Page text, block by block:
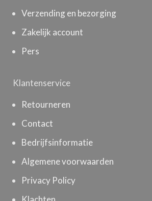
Verzending en bezorging
Zakelijk account
Pers
Klantenservice
Retourneren
Contact
Bedrijfsinformatie
Algemene voorwaarden
Privacy Policy